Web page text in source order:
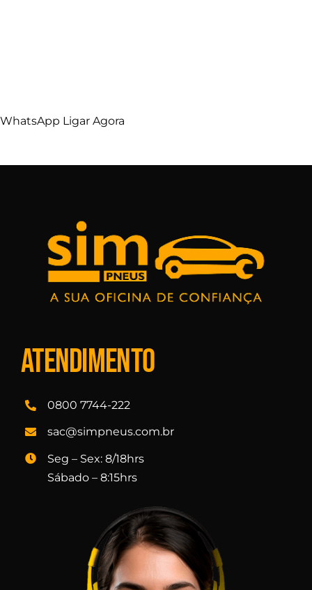
WhatsApp Ligar Agora
Atendimento
0800 7744-222
sac@simpneus.com.br
Seg – Sex: 8/18hrs
Sábado – 8:15hrs